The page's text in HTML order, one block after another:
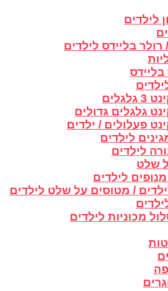
לילדים
רולר בליידס לילדים
בליידס
גלגלים גדולים
פעלולים / ילדים
לילדים
לילדים
שלט
לילדים
/ מטוסים על שלט לילדים
מכוניות לילדים